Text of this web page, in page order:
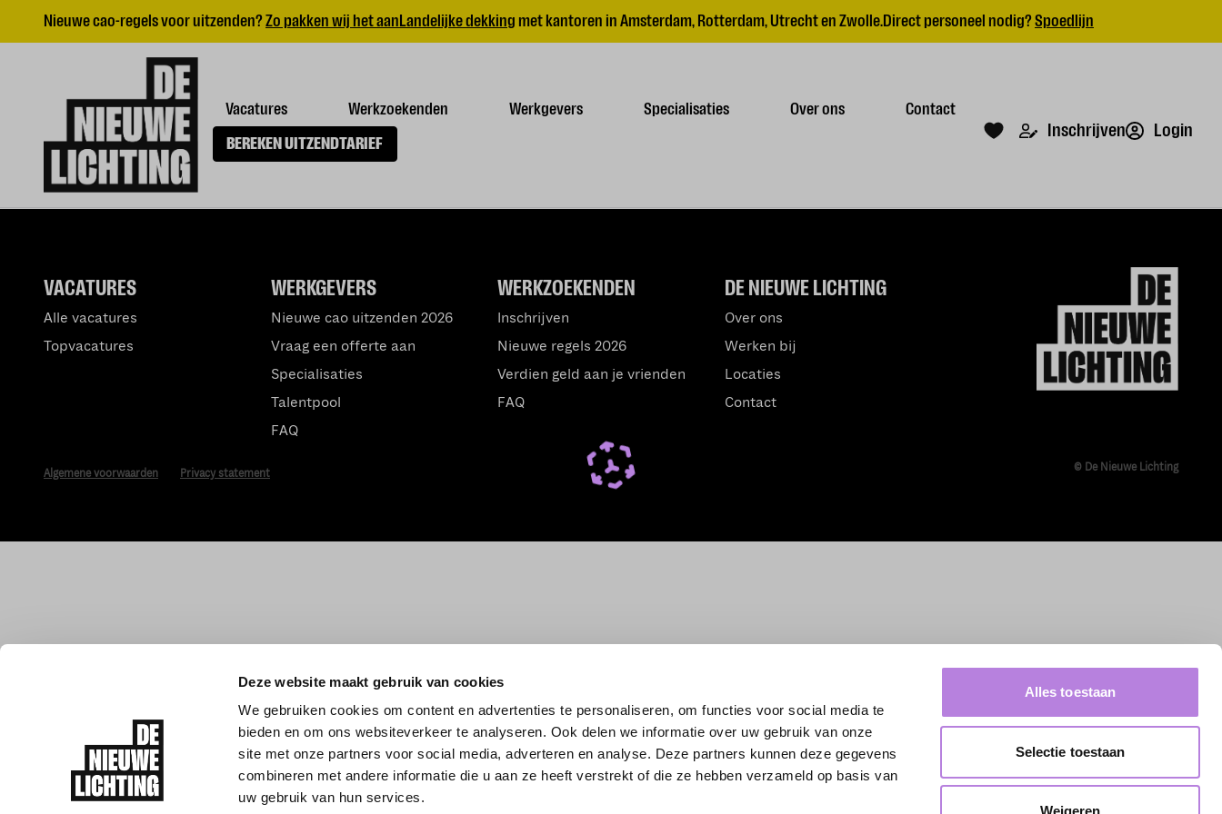
Deze website maakt gebruik van cookies
We gebruiken cookies om content en advertenties te personaliseren, om functies voor social media te
bieden en om ons websiteverkeer te analyseren. Ook delen we informatie over uw gebruik van onze
site met onze partners voor social media, adverteren en analyse. Deze partners kunnen deze gegevens
combineren met andere informatie die u aan ze heeft verstrekt of die ze hebben verzameld op basis van
uw gebruik van hun services.
Alles toestaan
Selectie toestaan
Weigeren
Nieuwe cao-regels voor uitzenden?Zo pakken wij het aanLandelijke dekking met kantoren in Amsterdam, Rotterdam, Utrecht en Zwolle.Direct personeel nodig?Spoedlijn
Vacatures Werkzoekenden Werkgevers Specialisaties Over ons
Contact
BEREKEN UITZENDTARIEF
Inschrijven Login
DE NIEUWE LICHTING
Over ons
Werken bij
Locaties
Contact
WERKZOEKENDEN
Inschrijven
Nieuwe regels 2026
Verdien geld aan je vrienden
FAQ
WERKGEVERS
Nieuwe cao uitzenden 2026
Vraag een offerte aan
Specialisaties
Talentpool
FAQ
VACATURES
Alle vacatures
Topvacatures
Algemene voorwaarden Privacy statement © De Nieuwe Lichting